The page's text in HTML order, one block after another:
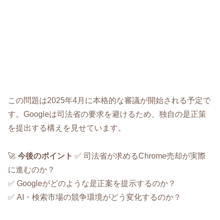
この問題は2025年4月に本格的な審議が開始される予定で
す。Googleは司法省の要求を避けるため、独自の是正策
を提出する構えを見せています。
🚀 今後のポイント ✅ 司法省が求めるChrome売却が実際
に進むのか？
✅ Googleがどのような是正案を提示するのか？
✅ AI・検索市場の競争環境がどう変化するのか？